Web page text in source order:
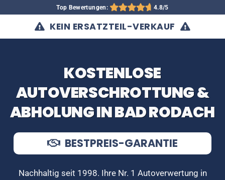
Top Bewertungen: 4.8/5
KEIN ERSATZTEIL-VERKAUF
KOSTENLOSE
AUTOVERSCHROTTUNG &
ABHOLUNG IN BAD RODACH
BESTPREIS-GARANTIE
Nachhaltig seit 1998. Ihre Nr. 1 Autoverwertung in